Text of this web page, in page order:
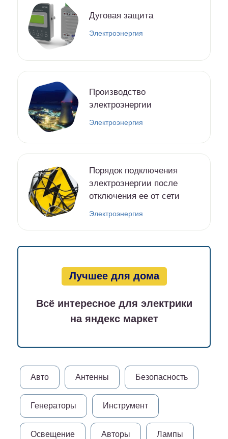
Дуговая защита
Электроэнергия
Производство
электроэнергии
Электроэнергия
Порядок подключения
электроэнергии после
отключения ее от сети
Электроэнергия
Лучшее для дома
Всё интересное для электрики
на яндекс маркет
Авто Антенны Безопасность
Генераторы Инструмент
Освещение Авторы Лампы